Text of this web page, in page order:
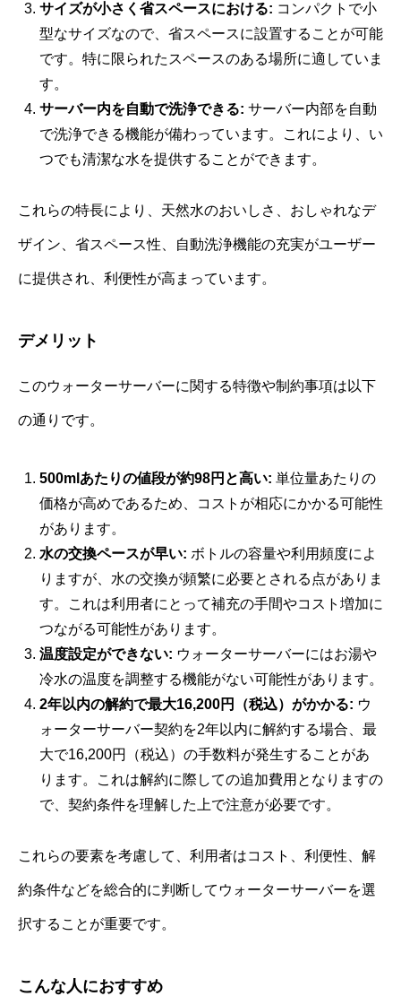
サイズが小さく省スペースにおける: コンパクトで小
型なサイズなので、省スペースに設置することが可能
です。特に限られたスペースのある場所に適していま
す。
サーバー内を自動で洗浄できる: サーバー内部を自動
で洗浄できる機能が備わっています。これにより、い
つでも清潔な水を提供することができます。
これらの特長により、天然水のおいしさ、おしゃれなデ
ザイン、省スペース性、自動洗浄機能の充実がユーザー
に提供され、利便性が高まっています。
デメリット
このウォーターサーバーに関する特徴や制約事項は以下
の通りです。
500mlあたりの値段が約98円と高い: 単位量あたりの
価格が高めであるため、コストが相応にかかる可能性
があります。
水の交換ペースが早い: ボトルの容量や利用頻度によ
りますが、水の交換が頻繁に必要とされる点がありま
す。これは利用者にとって補充の手間やコスト増加に
つながる可能性があります。
温度設定ができない: ウォーターサーバーにはお湯や
冷水の温度を調整する機能がない可能性があります。
2年以内の解約で最大16,200円（税込）がかかる: ウ
ォーターサーバー契約を2年以内に解約する場合、最
大で16,200円（税込）の手数料が発生することがあ
ります。これは解約に際しての追加費用となりますの
で、契約条件を理解した上で注意が必要です。
これらの要素を考慮して、利用者はコスト、利便性、解
約条件などを総合的に判断してウォーターサーバーを選
択することが重要です。
こんな人におすすめ